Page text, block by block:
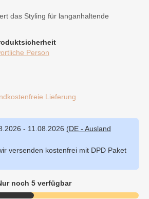
das Styling für langanhaltende
Person
Lieferung
- 11.08.2026 (DE - Ausland
versenden kostenfrei mit DPD Paket
noch 5 verfügbar